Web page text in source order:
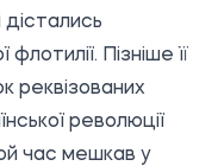
дістались
Пізніше її
реквізованих
революції
час мешкав у